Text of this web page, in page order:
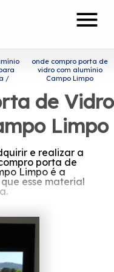
menu
onde compro porta de
vidro com alumínio
Campo Limpo
de Vidro
Limpo
e realizar a
porta de
Limpo é a
esse material
compro
alumínio
formada